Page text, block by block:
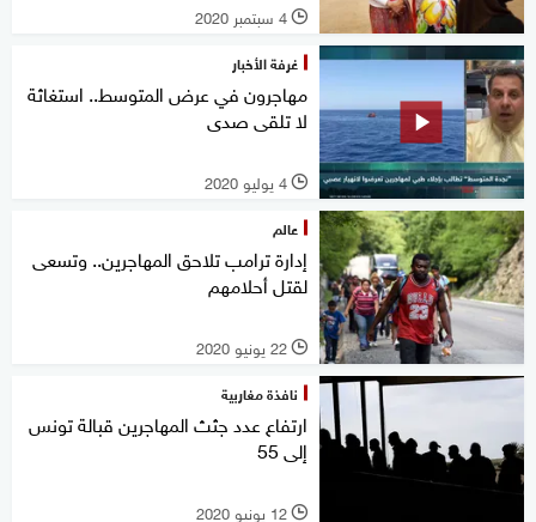
l 4 سبتمبر 2020
غرفة الأخبار
مهاجرون في عرض المتوسط.. استغاثة
لا تلقى صدى
l 4 يوليو 2020
عالم
إدارة ترامب تلاحق المهاجرين.. وتسعى
لقتل أحلامهم
l 22 يونيو 2020
نافذة مغاربية
ارتفاع عدد جثث المهاجرين قبالة تونس
إلى 55
l 12 يونيو 2020